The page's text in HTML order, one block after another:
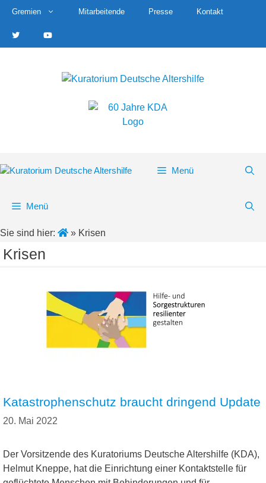
Zum
springen
Gremien Mitarbeitende Presse Kontakt
Menü
Menü
Sie sind hier: » Krisen
Krisen
Katastrophenschutz braucht dringend Update
20. Mai 2022
Der Vorsitzende des Kuratoriums Deutsche Altershilfe (KDA),
Helmut Kneppe, hat die Einrichtung einer Kontaktstelle für